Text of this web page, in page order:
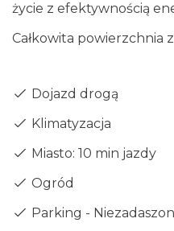
życie z efektywnością
Całkowita powierzchnia
Dojazd drogą
Klimatyzacja
Miasto: 10 min jazdy
Ogród
Parking -